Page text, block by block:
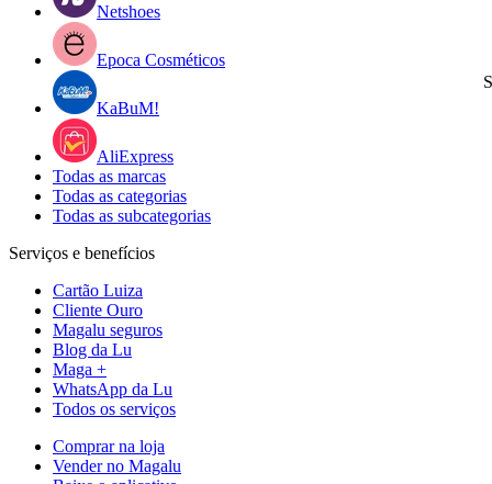
Netshoes
Epoca Cosméticos
KaBuM!
AliExpress
Todas as marcas
Todas as categorias
Todas as subcategorias
Serviços e benefícios
Cartão Luiza
Cliente Ouro
Magalu seguros
Blog da Lu
Maga +
WhatsApp da Lu
Todos os serviços
Comprar na loja
Vender no Magalu